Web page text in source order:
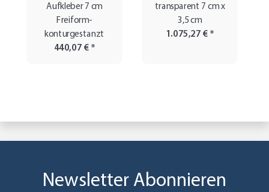
Aufkleber 7 cm
Freiform-
konturgestanzt
440,07 € *
transparent 7 cm x
3,5 cm
1.075,27 € *
Newsletter Abonnieren